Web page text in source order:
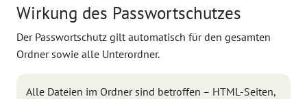
Wirkung des Passwortschutzes
Der Passwortschutz gilt automatisch für den gesamten
Ordner sowie alle Unterordner.
Alle Dateien im Ordner sind betroffen – HTML-Seiten,